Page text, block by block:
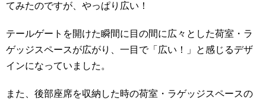
てみたのですが、やっぱり広い！
テールゲートを開けた瞬間に目の間に広々とした荷室・ラ
ゲッジスペースが広がり、一目で「広い！」と感じるデザ
インになっていました。
また、後部座席を収納した時の荷室・ラゲッジスペースの